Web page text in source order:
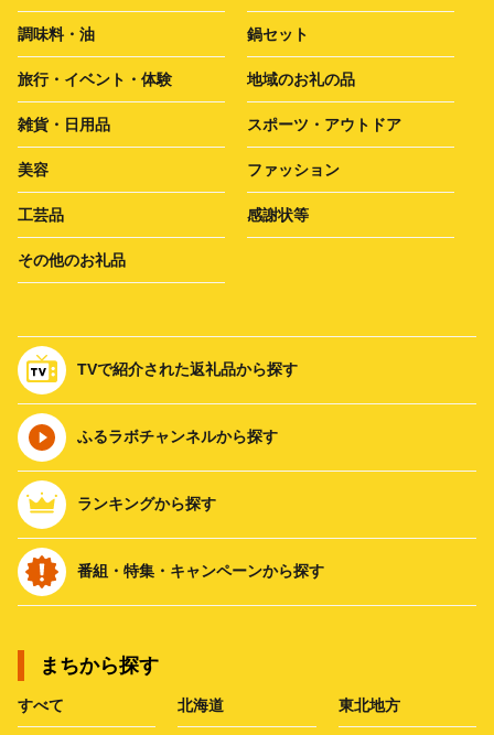
調味料・油 鍋セット
旅行・イベント・体験 地域のお礼の品
雑貨・日用品 スポーツ・アウトドア
美容 ファッション
工芸品 感謝状等
その他のお礼品
TVで紹介された返礼品から探す
ふるラボチャンネルから探す
ランキングから探す
番組・特集・キャンペーンから探す
まちから探す
すべて 北海道 東北地方